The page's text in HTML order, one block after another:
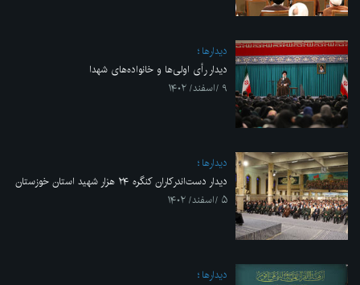
ديدارها
دیدار رأی اولی‌ها و خانواده‌های شهدا
۹ /اسفند/ ۱۴۰۲
ديدارها
دیدار دست‌اندرکاران کنگره ۲۴ هزار شهید استان خوزستان
۵ /اسفند/ ۱۴۰۲
ديدارها